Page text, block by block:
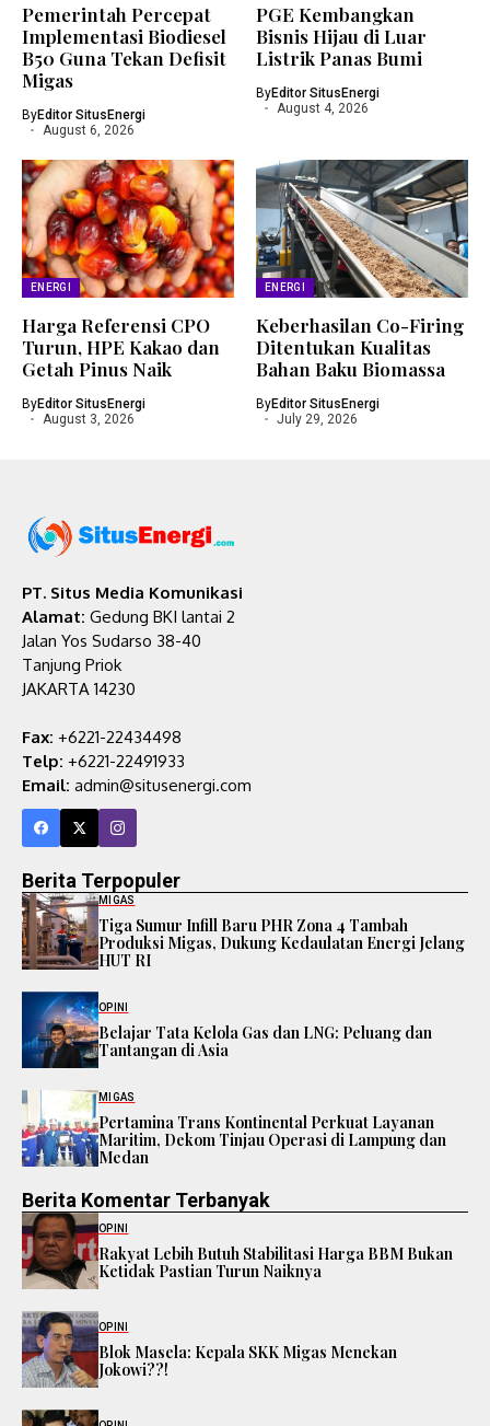
Pemerintah Percepat
Implementasi Biodiesel
B50 Guna Tekan Defisit
Migas
ByEditor SitusEnergi
August 6, 2026
PGE Kembangkan
Bisnis Hijau di Luar
Listrik Panas Bumi
ByEditor SitusEnergi
August 4, 2026
ENERGI
Harga Referensi CPO
Turun, HPE Kakao dan
Getah Pinus Naik
ByEditor SitusEnergi
August 3, 2026
ENERGI
Keberhasilan Co-Firing
Ditentukan Kualitas
Bahan Baku Biomassa
ByEditor SitusEnergi
July 29, 2026
PT. Situs Media Komunikasi
Alamat: Gedung BKI lantai 2
Jalan Yos Sudarso 38-40
Tanjung Priok
JAKARTA 14230
Fax: +6221-22434498
Telp: +6221-22491933
Email: admin@situsenergi.com
Berita Terpopuler
MIGAS
Tiga Sumur Infill Baru PHR Zona 4 Tambah
Produksi Migas, Dukung Kedaulatan Energi Jelang
HUT RI
OPINI
Belajar Tata Kelola Gas dan LNG: Peluang dan
Tantangan di Asia
MIGAS
Pertamina Trans Kontinental Perkuat Layanan
Maritim, Dekom Tinjau Operasi di Lampung dan
Medan
Berita Komentar Terbanyak
OPINI
Rakyat Lebih Butuh Stabilitasi Harga BBM Bukan
Ketidak Pastian Turun Naiknya
OPINI
Blok Masela: Kepala SKK Migas Menekan
Jokowi??!